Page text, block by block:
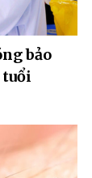
bảo
tuổi